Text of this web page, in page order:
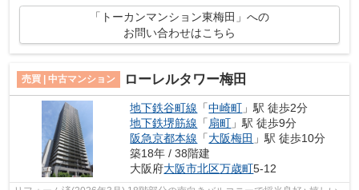
「トーカンマンション東梅田」への
お問い合わせはこちら
売買 | 中古マンション ローレルタワー梅田
地下鉄谷町線 「中崎町 」駅 徒歩2分
地下鉄堺筋線 「扇町 」駅 徒歩9分
阪急京都本線 「大阪梅田 」駅 徒歩10分
築18年 / 38階建
大阪府大阪市北区万歳町5-12